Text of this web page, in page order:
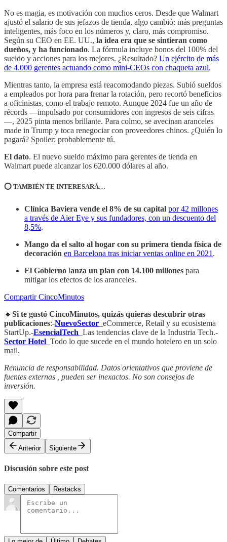
No es magia, es motivación con muchos ceros. Desde que Walmart
ajustó el salario de sus jefazos de tienda, algo cambió: más preguntas
inteligentes, más foco en los números y, claro, más compromiso.
Según su CEO en EE. UU., la idea era que se sintieran como
dueños, y ha funcionado. La fórmula incluye bonos del 100% del
sueldo y acciones para los mejores. ¿Resultado? Un ejército de más
de 4.000 gerentes actuando como mini-CEOs con chaqueta azul.
Mientras tanto, la empresa está reacomodando piezas. Subió sueldos
a empleados por hora para frenar la rotación, pero recortó beneficios
a oficinistas, como el trabajo remoto. Aunque 2024 fue un año de
récords —impulsado por consumidores con ingresos de seis cifras
—, 2025 pinta menos brillante. Para colmo, se avecinan aranceles
made in Trump y toca renegociar con proveedores chinos. ¿Quién lo
pagará? Spoiler: probablemente tú.
El dato. El nuevo sueldo máximo para gerentes de tienda en
Walmart puede alcanzar los 620.000 dólares al año.
⭕️ TAMBIÉN TE INTERESARÁ…
Clínica Baviera vende el 8% de su capital por 42 millones
a través de Aier Eye y sus fundadores, con un descuento del
8,5%.
Mango da el salto al hogar con su primera tienda física de
decoración en Barcelona tras iniciar ventas online en 2021 .
El Gobierno lanza un plan con 14.100 millones para
mitigar los efectos de los aranceles.
Compartir CincoMinutos
🔸 Si te gustó CincoMinutos, quizás quieras descubrir otras
publicaciones:-NuevoSector _eCommerce, Retail y su ecosistema
StartUp.-EsencialTech _Las tendencias clave de la Industria Tech.-
Sector Hotel _Todo lo que sucede en el mundo hotelero en un solo
mail.
Renuncia de responsabilidad. Datos orientativos que proviene de
fuentes externas , pueden ser inexactos. No son consejos de
inversión.
Compartir
Anterior
Siguiente
Discusión sobre este post
Comentarios Restacks